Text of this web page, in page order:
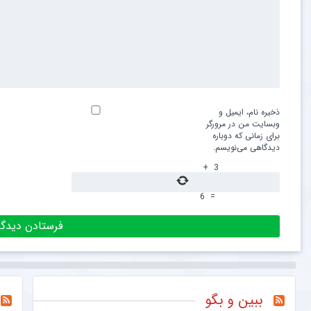
ذخیره نام، ایمیل و
وبسایت من در مرورگر
برای زمانی که دوباره
دیدگاهی می‌نویسم.
3
+
=
6
ببین و بگو